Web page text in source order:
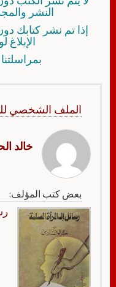
النشر
إذا تم نشر كتابك
الملف الشخصي
خالد
بعض كتب المؤلف: